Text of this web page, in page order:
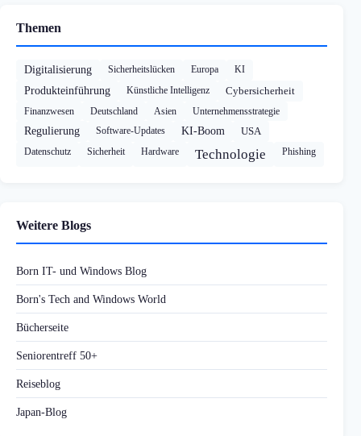
Themen
Digitalisierung Sicherheitslücken Europa KI
Produkteinführung Künstliche Intelligenz Cybersicherheit
Finanzwesen Deutschland Asien Unternehmensstrategie
Regulierung Software-Updates KI-Boom USA
Datenschutz Sicherheit Hardware Technologie Phishing
Weitere Blogs
Born IT- und Windows Blog
Born's Tech and Windows World
Bücherseite
Seniorentreff 50+
Reiseblog
Japan-Blog